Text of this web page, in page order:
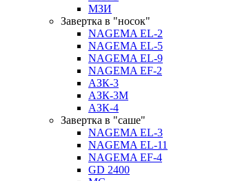
МЗИ
Завертка в "носок"
NAGEMA EL-2
NAGEMA EL-5
NAGEMA EL-9
NAGEMA EF-2
АЗК-3
АЗК-3М
АЗК-4
Завертка в "саше"
NAGEMA EL-3
NAGEMA EL-11
NAGEMA EF-4
GD 2400